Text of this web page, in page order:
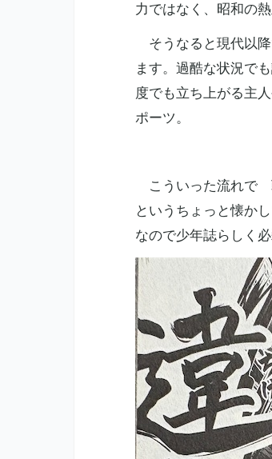
力ではなく、昭和の
そうなると現代以降
ます。過酷な状況で
度でも立ち上がる主
ポーツ。
こういった流れで
というちょっと懐か
なので少年誌らしく